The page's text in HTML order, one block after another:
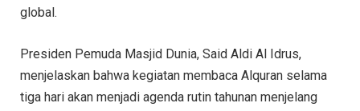
global.
Presiden Pemuda Masjid Dunia, Said Aldi Al Idrus,
menjelaskan bahwa kegiatan membaca Alquran selama
tiga hari akan menjadi agenda rutin tahunan menjelang